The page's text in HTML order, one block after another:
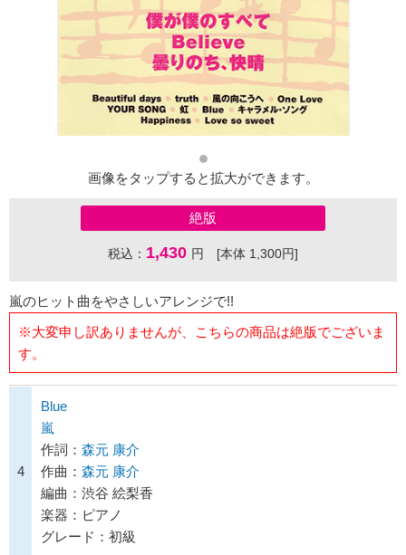
画像をタップすると拡大ができます。
絶版
税込： 1,430 円 [本体 1,300円]
嵐のヒット曲をやさしいアレンジで!!
※大変申し訳ありませんが、こちらの商品は絶版でございま
す。
4
Blue
嵐
作詞： 森元 康介
作曲： 森元 康介
編曲：渋谷 絵梨香
楽器：ピアノ
グレード：初級